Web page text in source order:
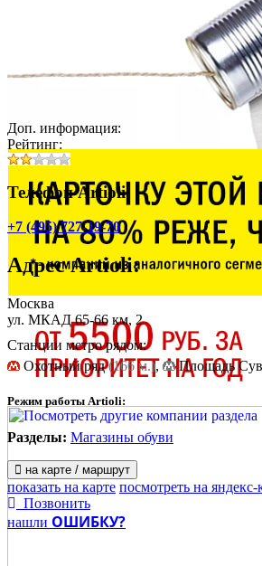
Доп. информация:
Рейтинг:
Телефон Artioli:
+7 (495) 727-19-70
АдресArtioli:
Москва
ул. МКАД 65-66 км, 2
Станции метро рядом:
Охотный ряд(166 м.), Площадь
Режим работы Artioli:
Разделы: Магазины обуви
на карте / маршрут
показать на карте посмотреть на яндекс-
Позвонить
нашли ОШИБКУ?